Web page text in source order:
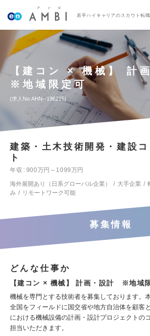
若手ハイキャリアのスカウト転職
【建コン × 機械】 計
※地域限定可
求人No.AHN--196215
建築・土木技術開発・建設
ト
年収
900万円～1099万円
海外展開あり（日系グローバル企業）
大手企業
み
リモートワーク可能
募集情報
どんな仕事か
【建コン × 機械】 計画・設計 ※地域
機械を専門とする技術者を募集しております。
全国をフィールドに国交省や地方自治体を顧客
における機械設備の計画・設計プロジェクトの
担当いただきます。